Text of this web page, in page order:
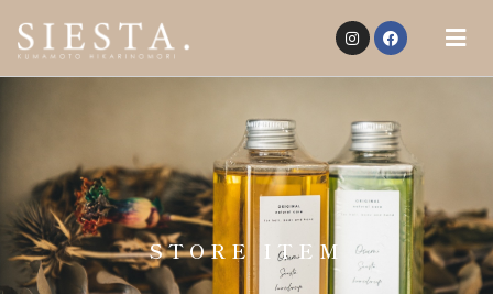
STORE ITEM